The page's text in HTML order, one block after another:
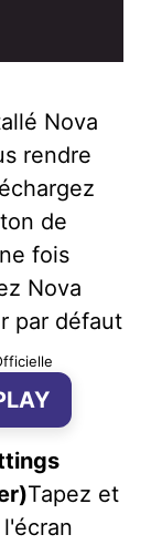
Nova
rendre
de
fois
Nova
par défaut
Tapez et